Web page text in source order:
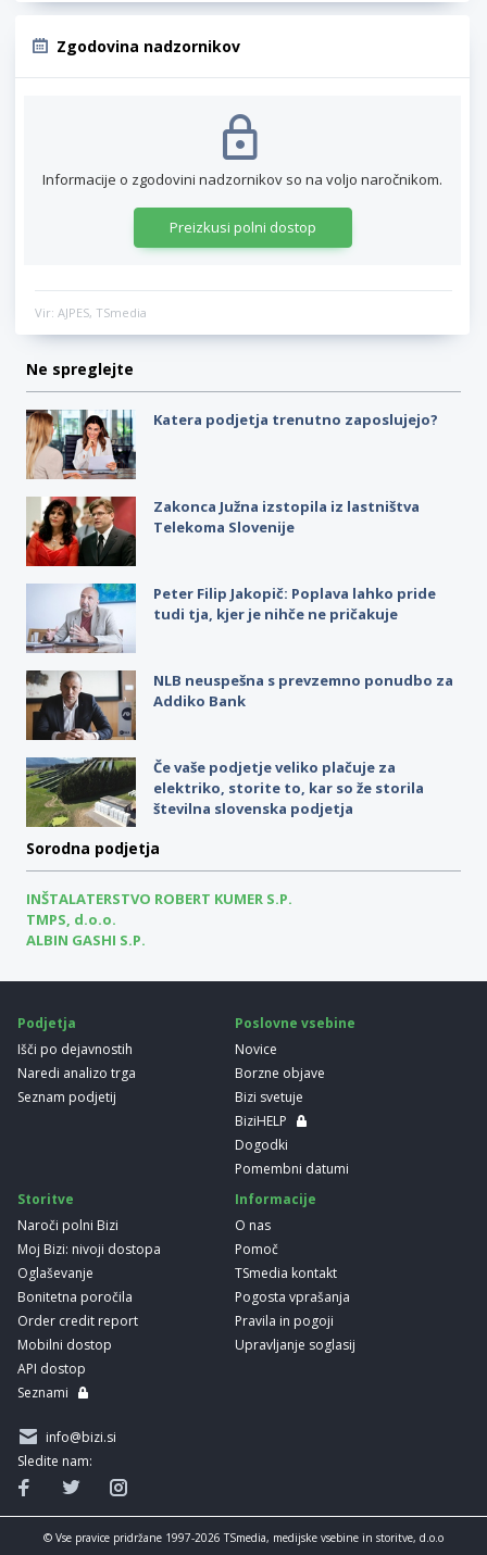
Zgodovina nadzornikov
Informacije o zgodovini nadzornikov so na voljo naročnikom.
Preizkusi polni dostop
Vir: AJPES, TSmedia
Ne spreglejte
Katera podjetja trenutno zaposlujejo?
Zakonca Južna izstopila iz lastništva
Telekoma Slovenije
Peter Filip Jakopič: Poplava lahko pride
tudi tja, kjer je nihče ne pričakuje
NLB neuspešna s prevzemno ponudbo za
Addiko Bank
Če vaše podjetje veliko plačuje za
elektriko, storite to, kar so že storila
številna slovenska podjetja
Sorodna podjetja
INŠTALATERSTVO ROBERT KUMER S.P.
TMPS, d.o.o.
ALBIN GASHI S.P.
Podjetja
Išči po dejavnostih
Naredi analizo trga
Seznam podjetij
Poslovne vsebine
Novice
Borzne objave
Bizi svetuje
BiziHELP
Dogodki
Pomembni datumi
Storitve
Naroči polni Bizi
Moj Bizi: nivoji dostopa
Oglaševanje
Bonitetna poročila
Order credit report
Mobilni dostop
API dostop
Seznami
Informacije
O nas
Pomoč
TSmedia kontakt
Pogosta vprašanja
Pravila in pogoji
Upravljanje soglasij
info@bizi.si
Sledite nam:
© Vse pravice pridržane 1997-2026 TSmedia, medijske vsebine in storitve, d.o.o